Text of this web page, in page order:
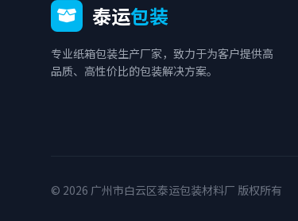
泰运包装
专业纸箱包装生产厂家，致力于为客户提供高
品质、高性价比的包装解决方案。
© 2026 广州市白云区泰运包装材料厂 版权所有